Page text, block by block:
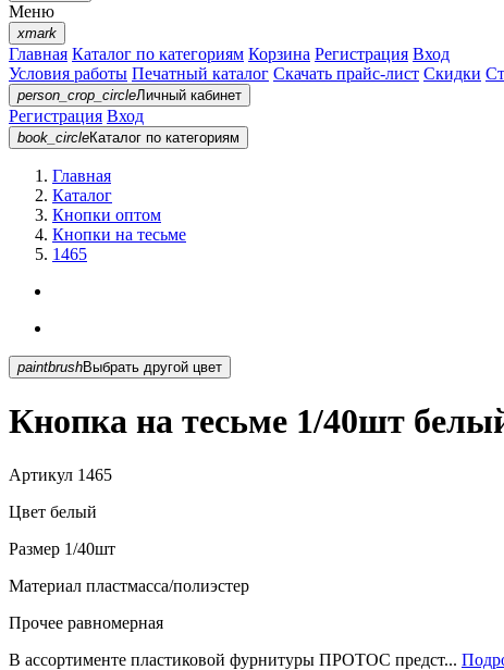
Меню
xmark
Главная Каталог по категориям Корзина Регистрация Вход
Условия работы Печатный каталог Скачать прайс-лист Скидки
person_crop_circleЛичный кабинет
Регистрация Вход
book_circleКаталог по категориям
Главная
Каталог
Кнопки оптом
Кнопки на тесьме
1465
paintbrush Выбрать другой цвет
Кнопка на тесьме 1/40шт
Артикул 1465
Цвет белый
Размер 1/40шт
Материал пластмасса/полиэстер
Прочее равномерная
В ассортименте пластиковой фурнитуры ПРОТОС предст...